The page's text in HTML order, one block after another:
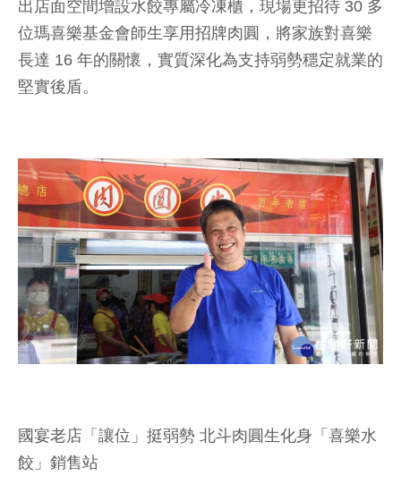
出店面空間增設水餃專屬冷凍櫃，現場更招待 30 多
位瑪喜樂基金會師生享用招牌肉圓，將家族對喜樂
長達 16 年的關懷，實質深化為支持弱勢穩定就業的
堅實後盾。
國宴老店「讓位」挺弱勢 北斗肉圓生化身「喜樂水
餃」銷售站